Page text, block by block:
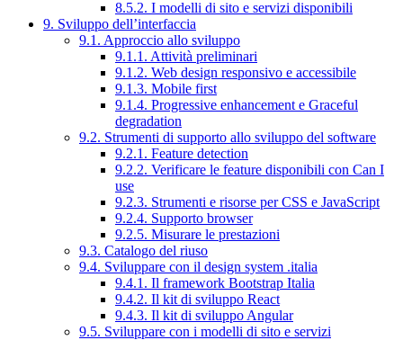
8.5.2. I modelli di sito e servizi disponibili
9. Sviluppo dell’interfaccia
9.1. Approccio allo sviluppo
9.1.1. Attività preliminari
9.1.2. Web design responsivo e accessibile
9.1.3. Mobile first
9.1.4. Progressive enhancement e Graceful
degradation
9.2. Strumenti di supporto allo sviluppo del software
9.2.1. Feature detection
9.2.2. Verificare le feature disponibili con Can I
use
9.2.3. Strumenti e risorse per CSS e JavaScript
9.2.4. Supporto browser
9.2.5. Misurare le prestazioni
9.3. Catalogo del riuso
9.4. Sviluppare con il design system .italia
9.4.1. Il framework Bootstrap Italia
9.4.2. Il kit di sviluppo React
9.4.3. Il kit di sviluppo Angular
9.5. Sviluppare con i modelli di sito e servizi